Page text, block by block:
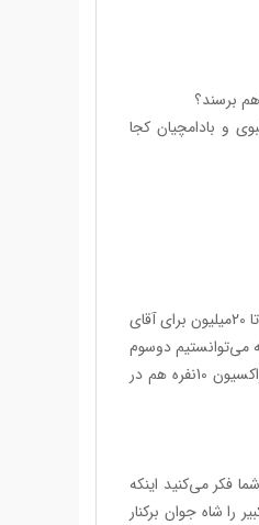
برسند؟
و بادامچیان کجا
ببینید، اشکال از زمانی شروع شد که ما نتوانستیم خودمان را با قدرت تنظیم کنیم، ما همان گروهی هستیم که توانستیم دو تا 20میلیون برای آقای
می‌توانستیم دو‌سوم
مجلس ششم را بگیریم، چرا وقتی که ما می‌توانستیم همه این کارها را انجام دهیم، امروز به نقطه‌ای رسیده‌ایم که یک فراکسیون 10نفره هم در
فکر می‌کنید اینکه
را شاه جوان برکنار